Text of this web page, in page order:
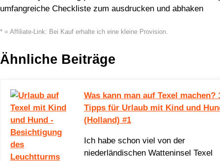
* = Affiliate-Link: Bei Kauf erhalte ich eine kleine Provision.
Ähnliche Beiträge
Was kann man auf Texel machen?
Tipps für Urlaub mit Kind und
(Holland) #1
Ich habe schon viel von der
niederländischen Watteninsel Texel